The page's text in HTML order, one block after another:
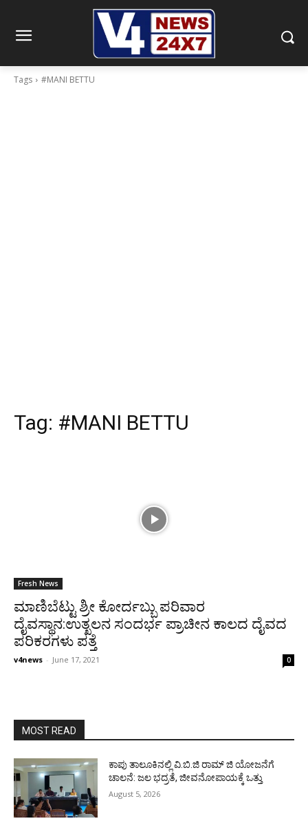
Tags #MANI BETTU
Tag: #MANI BETTU
Fresh News
ಮಾಣಿಬೆಟ್ಟು ಶ್ರೀ ಕೋರ್ದಬ್ಬು ಪರಿವಾರ
ದೈವಸ್ಥಾನ:ಉತ್ಖಲನ ಸಂದರ್ಭ ಪ್ರಾಚೀನ ಕಾಲದ ದೈವದ
ಪರಿಕರಗಳು ಪತ್ತೆ
v4news - June 17, 2021 0
MOST READ
ಕಾಪು ತಾಲೂಕಿನಲ್ಲಿ ವಿ.ಬಿ.ಜಿ ರಾಮ್ ಜಿ ಯೋಜನೆಗೆ
ಚಾಲನೆ: ಜಲ ಭದ್ರತೆ, ಜೀವನೋಪಾಯಕ್ಕೆ ಒತ್ತು
August 5, 2026